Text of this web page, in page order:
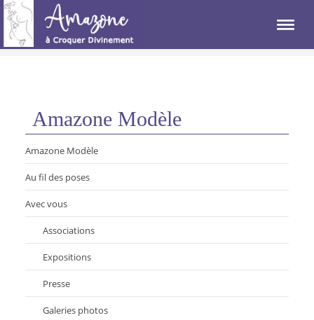
Amazone Modèle
Amazone Modèle
Au fil des poses
Avec vous
Associations
Expositions
Presse
Galeries photos